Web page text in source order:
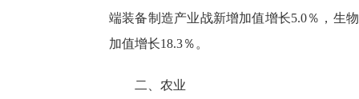
端装备制造产业战新增加值增长5.0％，生
加值增长18.3％ 。
二、农业